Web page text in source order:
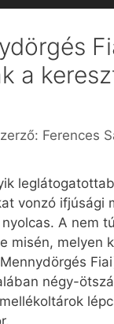
a
Ferences
vonzó ifjúsági
A nem
misén, melyen
négy-